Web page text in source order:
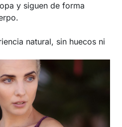
y siguen de forma
natural, sin huecos ni